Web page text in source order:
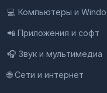
💻 Компьютеры и
📲 Приложения и софт
🎧 Звук и мультимедиа
🌐 Сети и интернет